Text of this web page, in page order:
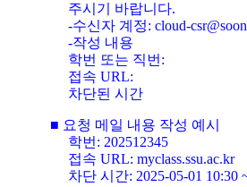
주시기 바랍니다.
-수신자 계정: cloud-
-작성 내용
학번 또는 직번:
접속 URL:
차단된 시간
■ 요청 메일 내용 작성 예시
학번: 202512345
접속 URL: myclass.ssu.ac.kr
차단 시간: 2025-05-01 10:30